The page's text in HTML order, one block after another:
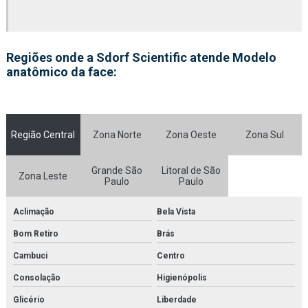
Fornecedor de kit molecular médico para estudo
Fornecedor de kit molecular para faculdades
Fornecedor de kit molecular para laboratórios
Fornecedor de microscópio
Fornecedor de microscópio médico para faculdades
Fornecedor de microscópio médico para laboratórios
Regiões onde a Sdorf Scientific atende Modelo
anatômico da face:
Região Central Zona Norte Zona Oeste Zona Sul
Zona Leste
Grande São
Paulo
Litoral de São
Paulo
Aclimação Bela Vista
Bom Retiro Brás
Cambuci Centro
Consolação Higienópolis
Glicério Liberdade